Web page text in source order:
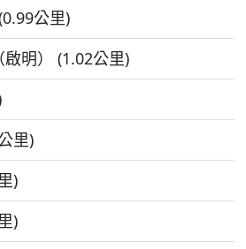
公里)
明） (1.02公里)
里)
)
)